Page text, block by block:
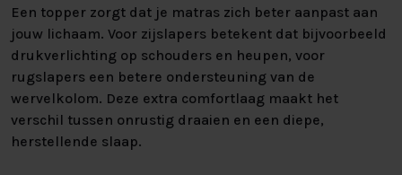
Een topper zorgt dat je matras zich beter aanpast aan
jouw lichaam. Voor zijslapers betekent dat bijvoorbeeld
drukverlichting op schouders en heupen, voor
rugslapers een betere ondersteuning van de
wervelkolom. Deze extra comfortlaag maakt het
verschil tussen onrustig draaien en een diepe,
herstellende slaap.